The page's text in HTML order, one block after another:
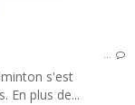
…
s'est
En plus de...